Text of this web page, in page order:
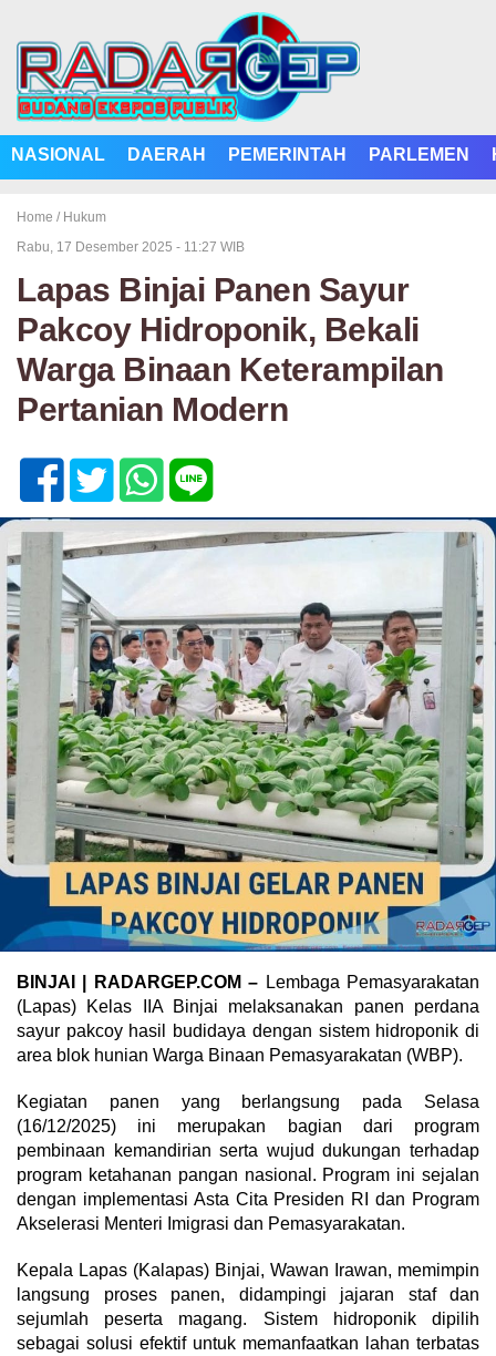
NASIONAL DAERAH PEMERINTAH PARLEMEN
Home / Hukum
Rabu, 17 Desember 2025 - 11:27 WIB
Lapas Binjai Panen Sayur
Pakcoy Hidroponik, Bekali
Warga Binaan Keterampilan
Pertanian Modern
BINJAI | RADARGEP.COM – Lembaga Pemasyarakatan
(Lapas) Kelas IIA Binjai melaksanakan panen perdana
sayur pakcoy hasil budidaya dengan sistem hidroponik di
area blok hunian Warga Binaan Pemasyarakatan (WBP).
Kegiatan panen yang berlangsung pada Selasa
(16/12/2025) ini merupakan bagian dari program
pembinaan kemandirian serta wujud dukungan terhadap
program ketahanan pangan nasional. Program ini sejalan
dengan implementasi Asta Cita Presiden RI dan Program
Akselerasi Menteri Imigrasi dan Pemasyarakatan.
Kepala Lapas (Kalapas) Binjai, Wawan Irawan, memimpin
langsung proses panen, didampingi jajaran staf dan
sejumlah peserta magang. Sistem hidroponik dipilih
sebagai solusi efektif untuk memanfaatkan lahan terbatas